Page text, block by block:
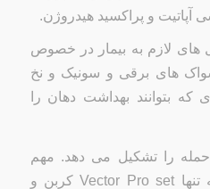
آپاتیت و پراکسید هیدروژن.
های لازم به بیمار در خصوص
های برقی و سونیک و نخ
که بتوانند بهداشت دهان را
حمله را تشکیل می دهد. مهم
Vector Pro setکربن و